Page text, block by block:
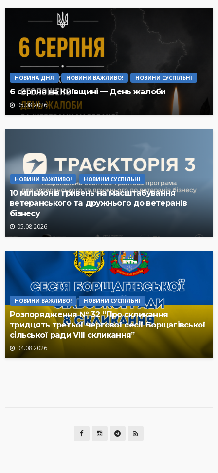
НОВИНА ДНЯ НОВИНИ ВАЖЛИВО! НОВИНИ СУСПІЛЬНІ
6 серпня на Київщині — День жалоби
05.08.2026
НОВИНИ ВАЖЛИВО! НОВИНИ СУСПІЛЬНІ
10 мільйонів гривень на масштабування
ветеранського та дружнього до ветеранів
бізнесу
05.08.2026
НОВИНИ ВАЖЛИВО! НОВИНИ СУСПІЛЬНІ
Розпорядження № 32 “Про скликання
тридцять третьої чергової сесії Борщагівської
сільської ради VIII скликання”
04.08.2026